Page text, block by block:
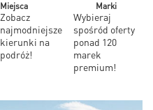
Miejsca
Zobacz
najmodniejsze
kierunki na
podróż!
Marki
Wybieraj
spośród oferty
ponad 120
marek
premium!